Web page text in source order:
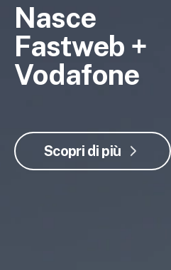
Nasce
Fastweb +
Vodafone
Scopri di più